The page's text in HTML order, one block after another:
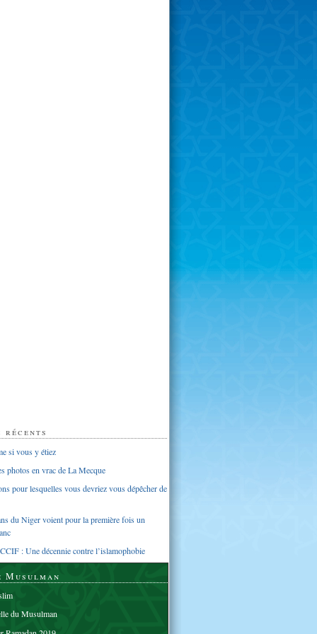
si vous y étiez
photos en vrac de La Mecque
pour lesquelles vous devriez vous dépêcher de
du Niger voient pour la première fois un
: Une décennie contre l’islamophobie
Musulman
du Musulman